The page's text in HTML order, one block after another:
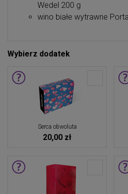
Wedel 200 g
wino białe wytrawne
Wybierz dodatek
Serca obwoluta
20,00 zł